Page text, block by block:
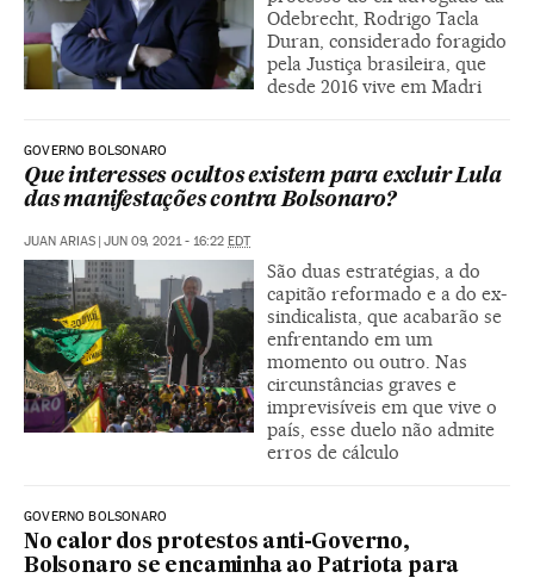
Odebrecht, Rodrigo Tacla
Duran, considerado foragido
pela Justiça brasileira, que
desde 2016 vive em Madri
GOVERNO BOLSONARO
Que interesses ocultos existem para excluir Lula
das manifestações contra Bolsonaro?
JUAN ARIAS | JUN 09, 2021 - 16:22 EDT
São duas estratégias, a do
capitão reformado e a do ex-
sindicalista, que acabarão se
enfrentando em um
momento ou outro. Nas
circunstâncias graves e
imprevisíveis em que vive o
país, esse duelo não admite
erros de cálculo
GOVERNO BOLSONARO
No calor dos protestos anti-Governo,
Bolsonaro se encaminha ao Patriota para